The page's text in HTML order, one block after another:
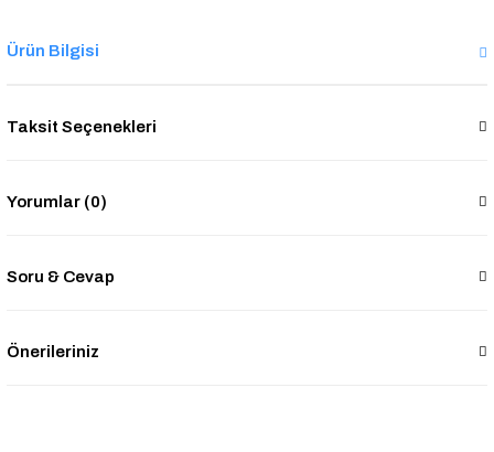
Ürün Bilgisi
Taksit Seçenekleri
Yorumlar (0)
Soru & Cevap
Önerileriniz